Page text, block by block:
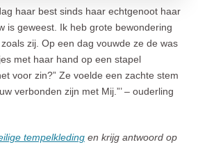
haar best sinds haar echtgenoot haar
is geweest. Ik heb grote bewondering
zij. Op een dag vouwde ze de was
met haar hand op een stapel
voor zin?” Ze voelde een zachte stem
verbonden zijn met Mij.”’ – ouderling
tempelkleding en krijg antwoord op